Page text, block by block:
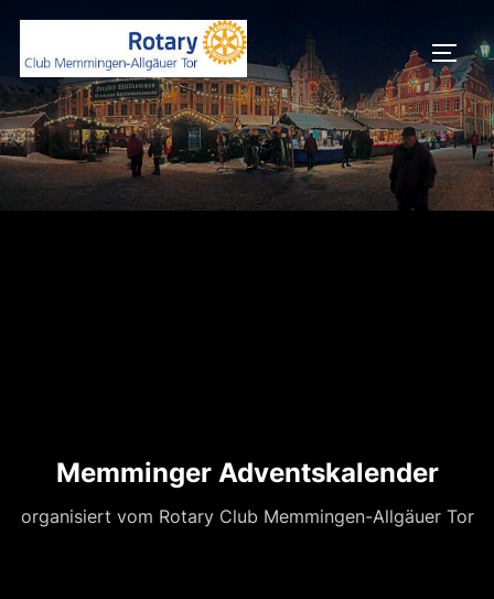
Memminger Adventskalender
organisiert vom Rotary Club Memmingen-Allgäuer Tor